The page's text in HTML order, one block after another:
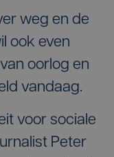
weg en de
ook even
oorlog en
vandaag.
voor sociale
Peter